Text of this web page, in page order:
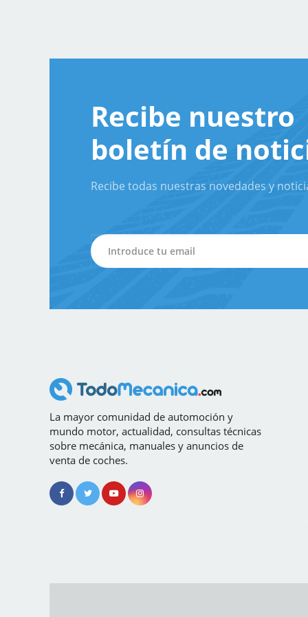
Recibe nuestro
boletín de
Recibe todas nuestras novedades y
La mayor comunidad de automoción y
mundo motor, actualidad, consultas técnicas
sobre mecánica, manuales y anuncios de
venta de coches.